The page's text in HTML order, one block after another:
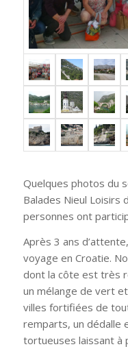
Quelques photos du
Balades Nieul Loisirs
personnes ont
Après 3 ans
voyage en Croatie.
dont la côte est très
un mélange de vert
villes fortifiées de
remparts, un dédalle
tortueuses laissant à